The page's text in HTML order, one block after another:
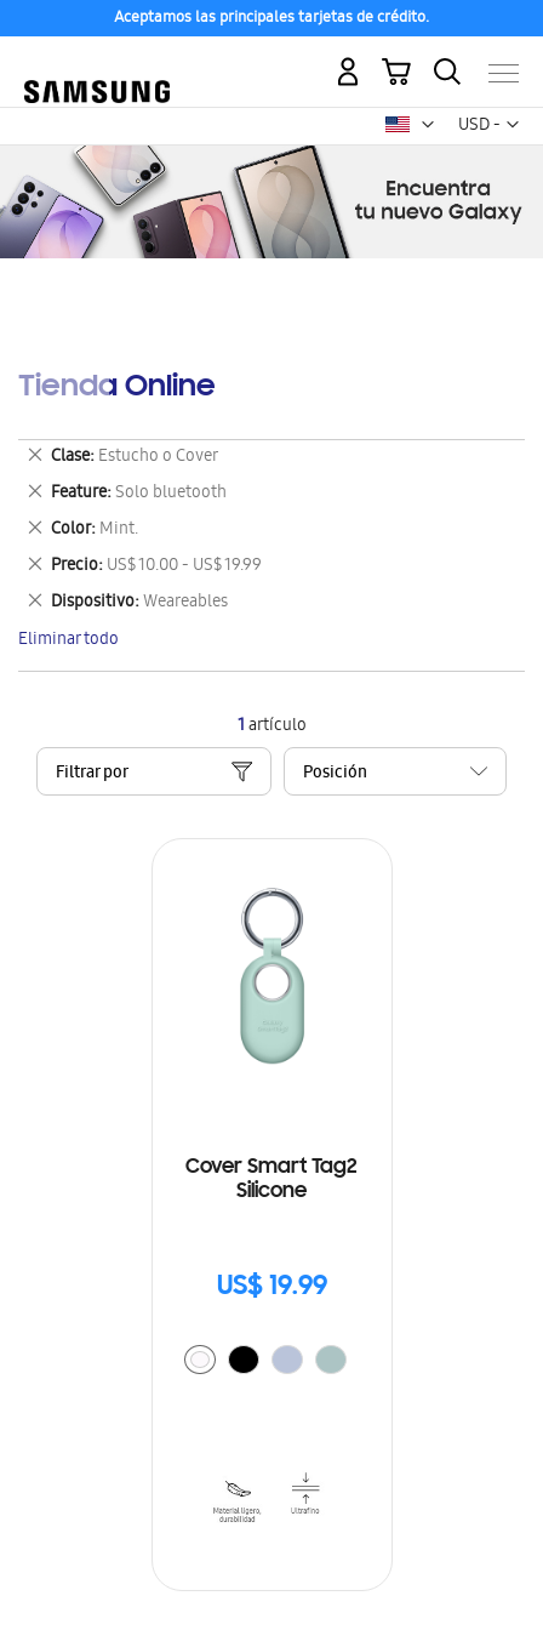
Aceptamos las principales tarjetas de crédito.
USD -
dólar
Mi carrito
Tienda Online
1artículo
Filtrar por
Cover Smart Tag2
Silicone
US$ 19.99
Clase Estucho o Cover
Eliminar
este
artículo
Feature Solo bluetooth
Eliminar
este
artículo
Color Mint.
Eliminar
este
artículo
Precio US$ 10.00 - US$ 19.99
Eliminar
este
artículo
Dispositivo Weareables
Eliminar
este
artículo
Eliminar todo